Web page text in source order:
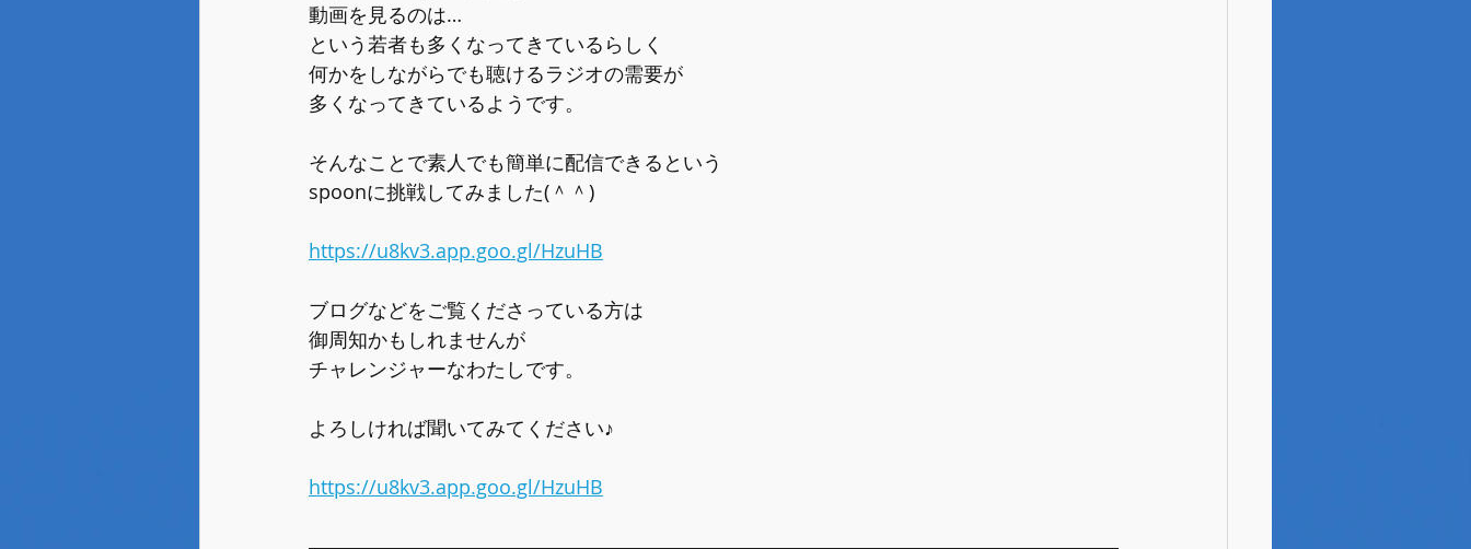
動画を見るのは…
という若者も多くなってきているらしく
何かをしながらでも聴けるラジオの需要が
多くなってきているようです。
そんなことで素人でも簡単に配信できるという
spoonに挑戦してみました(＾＾)
https://u8kv3.app.goo.gl/HzuHB
ブログなどをご覧くださっている方は
御周知かもしれませんが
チャレンジャーなわたしです。
よろしければ聞いてみてください♪
https://u8kv3.app.goo.gl/HzuHB